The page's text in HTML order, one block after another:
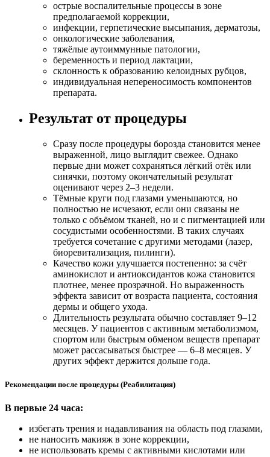
острые воспалительные процессы в зоне
предполагаемой коррекции,
инфекции, герпетические высыпания, дерматозы,
онкологические заболевания,
тяжёлые аутоиммунные патологии,
беременность и период лактации,
склонность к образованию келоидных рубцов,
индивидуальная непереносимость компонентов
препарата.
Результат от процедуры
Сразу после процедуры борозда становится менее
выраженной, лицо выглядит свежее. Однако
первые дни может сохраняться лёгкий отёк или
синячки, поэтому окончательный результат
оценивают через 2–3 недели.
Тёмные круги под глазами уменьшаются, но
полностью не исчезают, если они связаны не
только с объёмом тканей, но и с пигментацией или
сосудистыми особенностями. В таких случаях
требуется сочетание с другими методами (лазер,
биоревитализация, пилинги).
Качество кожи улучшается постепенно: за счёт
аминокислот и антиоксидантов кожа становится
плотнее, менее прозрачной. Но выраженность
эффекта зависит от возраста пациента, состояния
дермы и общего ухода.
Длительность результата обычно составляет 9–12
месяцев. У пациентов с активным метаболизмом,
спортом или быстрым обменом веществ препарат
может рассасываться быстрее — 6–8 месяцев. У
других эффект держится дольше года.
Рекомендации после процедуры (Реабилитация)
В первые 24 часа:
избегать трения и надавливания на область под глазами,
не наносить макияж в зоне коррекции,
не использовать кремы с активными кислотами или